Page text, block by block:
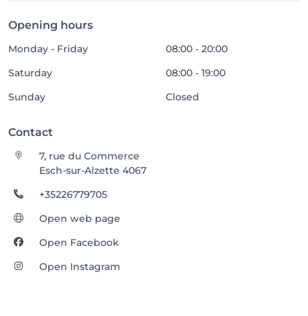
Opening hours
Monday - Friday
08:00 - 20:00
Saturday
08:00 - 19:00
Sunday
Closed
Contact
7, rue du Commerce
Esch-sur-Alzette 4067
+35226779705
Open web page
Open Facebook
Open Instagram